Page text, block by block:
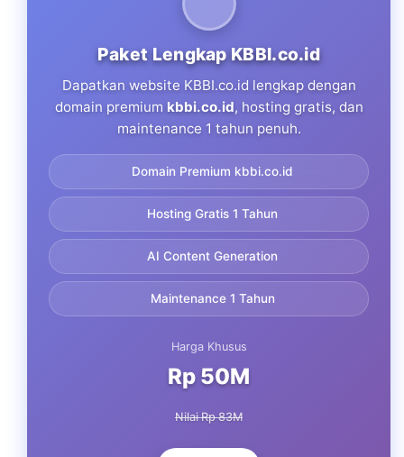
Paket Lengkap KBBI.co.id
Dapatkan website KBBI.co.id lengkap dengan
domain premium kbbi.co.id, hosting gratis, dan
maintenance 1 tahun penuh.
Domain Premium kbbi.co.id
Hosting Gratis 1 Tahun
AI Content Generation
Maintenance 1 Tahun
Harga Khusus
Rp 50M
Nilai Rp 83M